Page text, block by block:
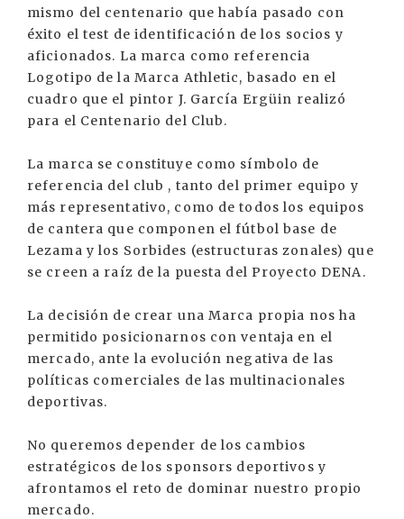
mismo del centenario que había pasado con
éxito el test de identificación de los socios y
aficionados. La marca como referencia
Logotipo de la Marca Athletic, basado en el
cuadro que el pintor J. García Ergüin realizó
para el Centenario del Club.
La marca se constituye como símbolo de
referencia del club , tanto del primer equipo y
más representativo, como de todos los equipos
de cantera que componen el fútbol base de
Lezama y los Sorbides (estructuras zonales) que
se creen a raíz de la puesta del Proyecto DENA.
La decisión de crear una Marca propia nos ha
permitido posicionarnos con ventaja en el
mercado, ante la evolución negativa de las
políticas comerciales de las multinacionales
deportivas.
No queremos depender de los cambios
estratégicos de los sponsors deportivos y
afrontamos el reto de dominar nuestro propio
mercado.